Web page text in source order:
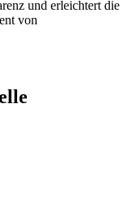
und erleichtert die
von